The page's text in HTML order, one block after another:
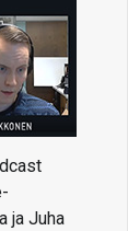
ja Juha